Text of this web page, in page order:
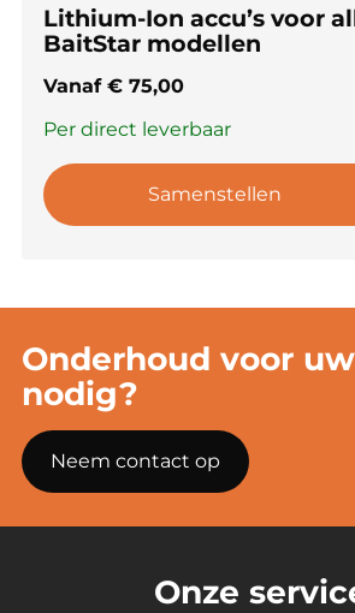
Lithium-Ion accu’s voor
BaitStar modellen
Vanaf € 75,00
Per direct leverbaar
Samenstellen
Onderhoud voor
nodig?
Neem contact op
Onze